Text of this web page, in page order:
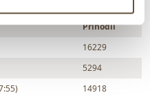
Přihodil
16229
5294
14918